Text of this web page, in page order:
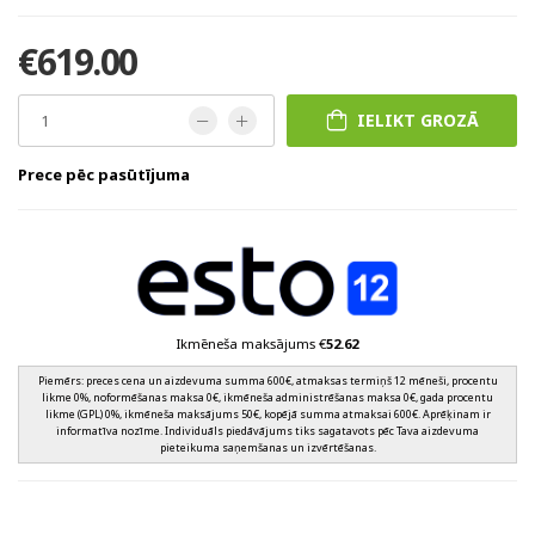
€619.00
IELIKT GROZĀ
Prece pēc pasūtījuma
Ikmēneša maksājums €52.62
Piemērs: preces cena un aizdevuma summa 600€, atmaksas termiņš 12 mēneši, procentu
likme 0%, noformēšanas maksa 0€, ikmēneša administrēšanas maksa 0€, gada procentu
likme (GPL) 0%, ikmēneša maksājums 50€, kopējā summa atmaksai 600€. Aprēķinam ir
informatīva nozīme. Individuāls piedāvājums tiks sagatavots pēc Tava aizdevuma
pieteikuma saņemšanas un izvērtēšanas.